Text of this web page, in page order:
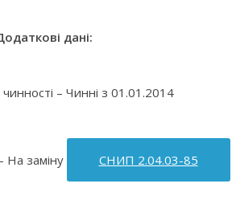
дані:
– Чинні з 01.01.2014
На заміну СНИП 2.04.03-85